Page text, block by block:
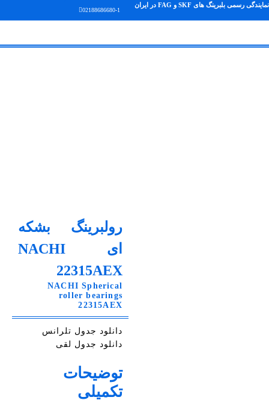
نمایندگی رسمی بلبرینگ های SKF و FAG در ایران
02188686680-1
رولبرینگ بشکه
ای NACHI
22315AEX
NACHI Spherical
roller bearings
22315AEX
دانلود جدول تلرانس
دانلود جدول لقی
توضیحات
تکمیلی